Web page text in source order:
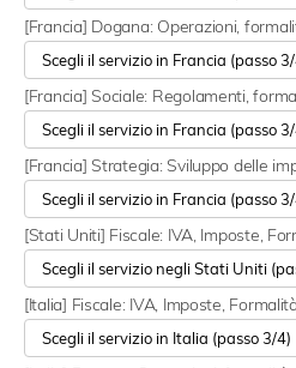
[Francia] Dogana: Operazioni,
[Francia] Sociale: Regolamenti,
[Francia] Strategia: Sviluppo delle
[Stati Uniti] Fiscale: IVA, Imposte,
[Italia] Fiscale: IVA, Imposte,